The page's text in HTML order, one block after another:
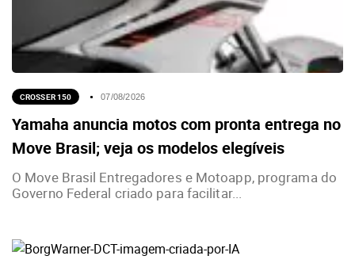
CROSSER 150 07/08/2026
Yamaha anuncia motos com pronta entrega no
Move Brasil; veja os modelos elegíveis
O Move Brasil Entregadores e Motoapp, programa do
Governo Federal criado para facilitar...